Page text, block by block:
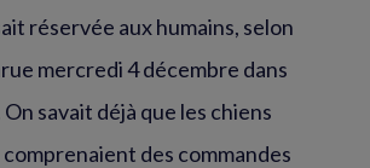
réservée aux humains, selon
mercredi 4 décembre dans
On savait déjà que les chiens
des commandes